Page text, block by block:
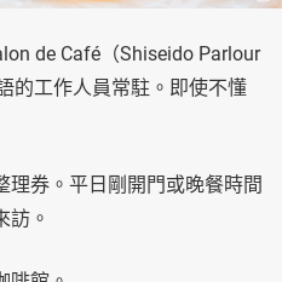
de Café（Shiseido Parlour
的工作人員常駐。即使不懂
理券。平日剛開門或晚餐時間
訪。